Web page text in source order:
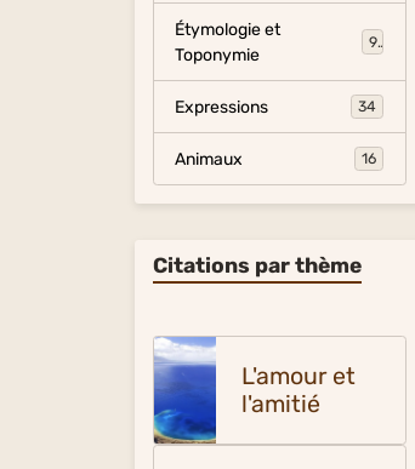
Étymologie et
Toponymie
9
Expressions 34
Animaux 16
Citations par thème
L'amour et
l'amitié